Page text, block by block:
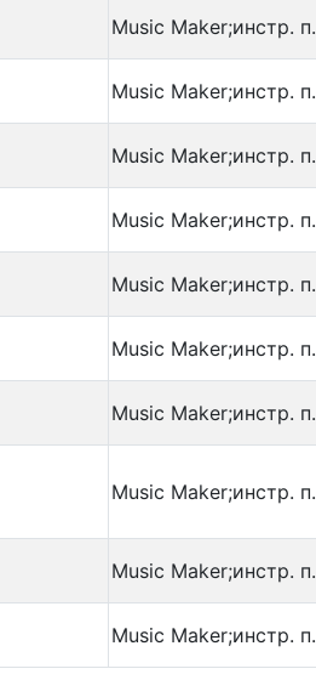
Music Maker;инстр. п.
Music Maker;инстр. п.
Music Maker;инстр. п.
Music Maker;инстр. п.
Music Maker;инстр. п.
Music Maker;инстр. п.
Music Maker;инстр. п.
Music Maker;инстр. п.
Music Maker;инстр. п.
Music Maker;инстр. п.